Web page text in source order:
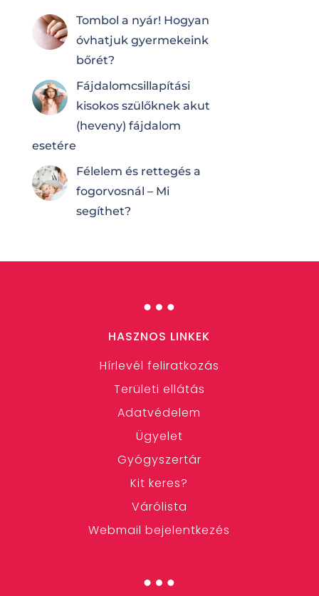
Tombol a nyár! Hogyan
óvhatjuk gyermekeink
bőrét?
Fájdalomcsilla­pí­tá­si
kisokos szülőknek akut
(heveny) fájdalom
esetére
Félelem és rettegés a
fogorvosnál – Mi
segíthet?
…
HASZNOS LINKEK
Hírlevél feliratkozás
Területi ellátás
Adatvédelem
Ügyelet
Gyógyszertár
Kit keres?
Várólista
Webmail bejelentkezés
…